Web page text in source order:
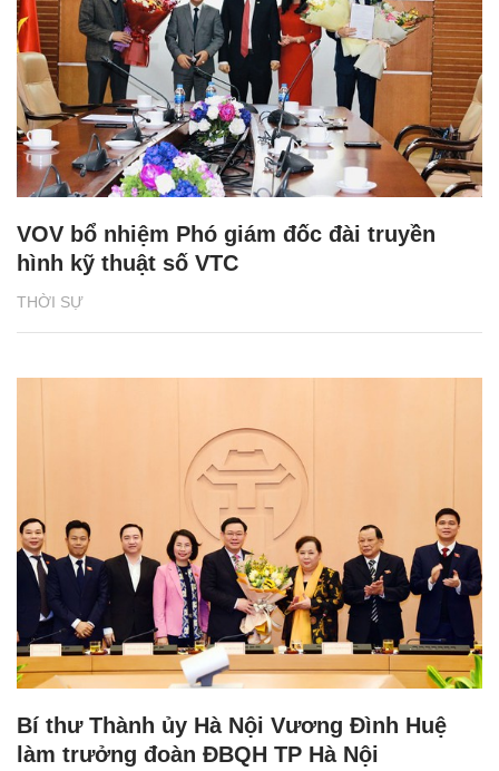
THỜI SỰ
VOV bổ nhiệm Phó giám đốc đài truyền
hình kỹ thuật số VTC
Bí thư Thành ủy Hà Nội Vương Đình Huệ
làm trưởng đoàn ĐBQH TP Hà Nội